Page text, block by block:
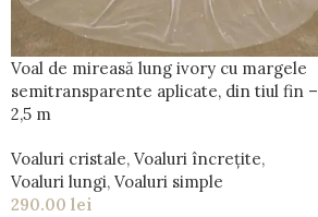
Voal de mireasă lung ivory cu margele
semitransparente aplicate, din tiul fin –
2,5 m
Voaluri cristale, Voaluri încrețite,
Voaluri lungi, Voaluri simple
290.00 lei